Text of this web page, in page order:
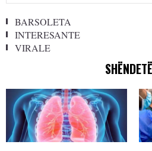
BARSOLETA
INTERESANTE
VIRALE